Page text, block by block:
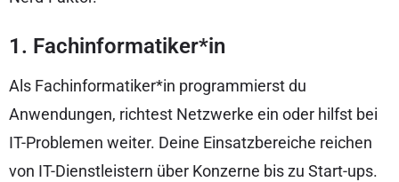
1. Fachinformatiker*in
Als Fachinformatiker*in programmierst du
Anwendungen, richtest Netzwerke ein oder hilfst bei
IT-Problemen weiter. Deine Einsatzbereiche reichen
von IT-Dienstleistern über Konzerne bis zu Start-ups.